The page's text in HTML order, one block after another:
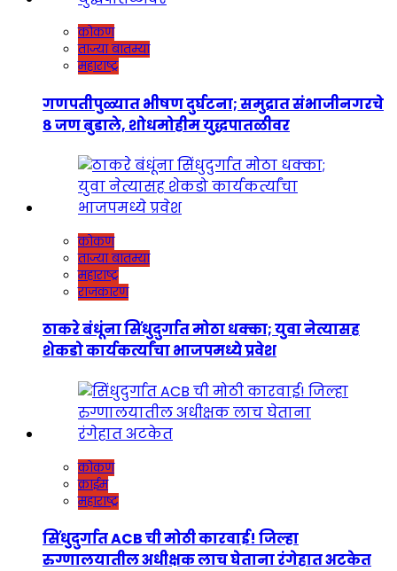
कोकण
ताज्या बातम्या
महाराष्ट्र
गणपतीपुळ्यात भीषण दुर्घटना; समुद्रात संभाजीनगरचे
८ जण बुडाले, शोधमोहीम युद्धपातळीवर
कोकण
ताज्या बातम्या
महाराष्ट्र
राजकारण
ठाकरे बंधूंना सिंधुदुर्गात मोठा धक्का; युवा नेत्यासह
शेकडो कार्यकर्त्यांचा भाजपमध्ये प्रवेश
कोकण
क्राईम
महाराष्ट्र
सिंधुदुर्गात ACB ची मोठी कारवाई! जिल्हा
रुग्णालयातील अधीक्षक लाच घेताना रंगेहात अटकेत